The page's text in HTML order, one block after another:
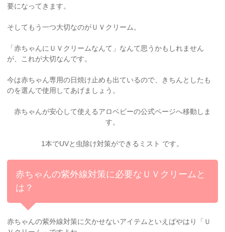
要になってきます。
そしてもう一つ大切なのがＵＶクリーム。
「赤ちゃんにＵＶクリームなんて」なんて思うかもしれません
が、これが大切なんです。
今は赤ちゃん専用の日焼け止めも出ているので、きちんとしたも
のを選んで使用してあげましょう。
赤ちゃんが安心して使えるアロベビーの公式ページへ移動しま
す。
1本でUVと虫除け対策ができるミスト です。
赤ちゃんの紫外線対策に必要なＵＶクリームと
は？
赤ちゃんの紫外線対策に欠かせないアイテムといえばやはり「Ｕ